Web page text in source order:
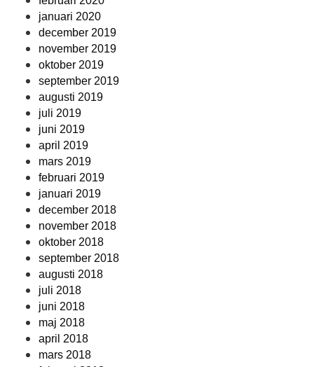
januari 2020
december 2019
november 2019
oktober 2019
september 2019
augusti 2019
juli 2019
juni 2019
april 2019
mars 2019
februari 2019
januari 2019
december 2018
november 2018
oktober 2018
september 2018
augusti 2018
juli 2018
juni 2018
maj 2018
april 2018
mars 2018